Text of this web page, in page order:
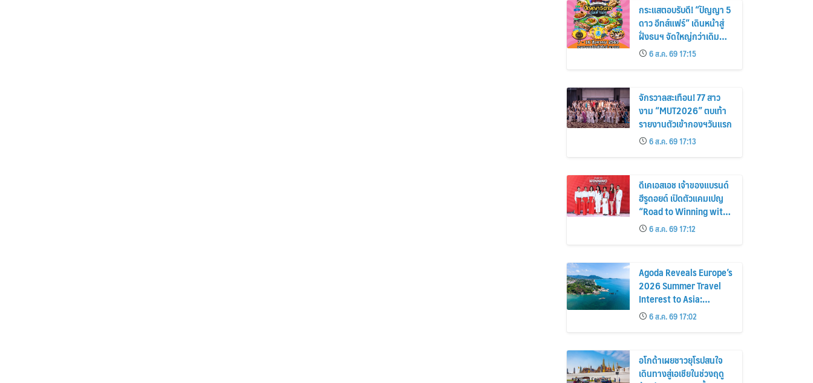
กระแสตอบรับดี! “ปัญญา 5
ดาว อีทส์แฟร์” เดินหน้าสู่
ฝั่งธนฯ จัดใหญ่กว่าเดิม
ร้านเด็ดเพิ่ม อิ่มฟิน 10 วัน
เต็ม!
6 ส.ค. 69 17:15
จักรวาลสะเทือน! 77 สาว
งาม “MUT2026” ตบเท้า
รายงานตัวเข้ากองฯวันแรก
6 ส.ค. 69 17:13
ดีเคเอสเอช เจ้าของแบรนด์
ฮีรูดอยด์ เปิดตัวแคมเปญ
“Road to Winning with
the MPS Science”
6 ส.ค. 69 17:12
Agoda Reveals Europe’s
2026 Summer Travel
Interest to Asia:
Bangkok, Koh Samui,
and Pattaya Among the
Top Cities
6 ส.ค. 69 17:02
อโกด้าเผยชาวยุโรปสนใจ
เดินทางสู่เอเชียในช่วงฤดู